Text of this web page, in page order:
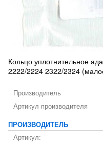
Кольцо уплотнительное
2222/2224 2322/2324
Производитель
Артикул производителя
ПРОИЗВОДИТЕЛЬ
Артикул: